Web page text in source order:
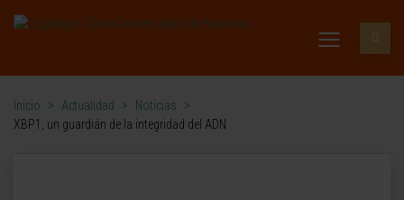
Inicio > Actualidad > Noticias
>
XBP1, un guardián de la integridad del ADN